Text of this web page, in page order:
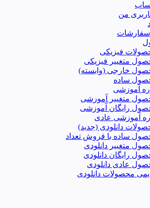
من
فیزیکی
متغییر فیزیکی
خارجی (وابسته)
ساده
آموزشی
متغییر آموزشی
رایگان آموزشی
آموزشی عادی
دانلودی (جدید)
ساده با فروش تعداد
متغییر دانلودی
رایگان دانلودی
عادی دانلودی
محصولات دانلودی